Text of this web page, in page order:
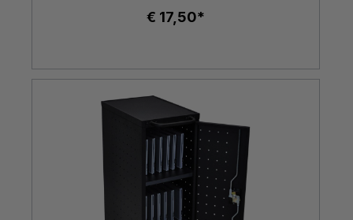
€ 17,50*